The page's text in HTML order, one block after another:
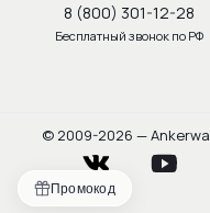
Промокод
8 (800) 301-12-28
Бесплатный звонок по РФ
© 2009-2026 —
vkontakte youtube